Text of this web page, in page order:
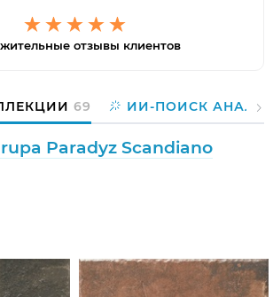
отзывы клиентов
69 ИИ-ПОИСК
Paradyz Scandiano